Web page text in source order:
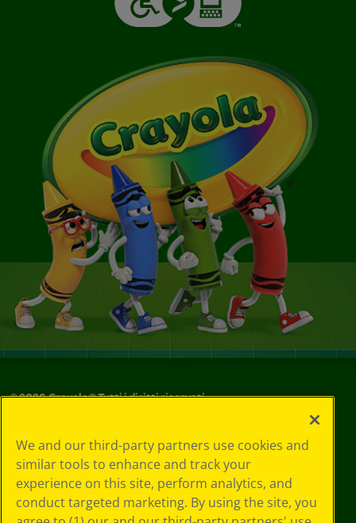
©2026Crayola® Tutti i diritti riservati.
in materia di
privacy
Informativa sulla
privacy
Termini SMS
We and our third-party partners use cookies and
similar tools to enhance and track your
experience on this site, perform analytics, and
conduct targeted marketing. By using the site, you